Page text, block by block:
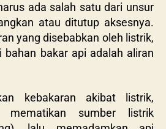
ada salah satu dari unsur
atau ditutup aksesnya.
yang disebabkan oleh listrik,
bahan bakar api adalah aliran
kebakaran akibat listrik,
mematikan sumber listrik